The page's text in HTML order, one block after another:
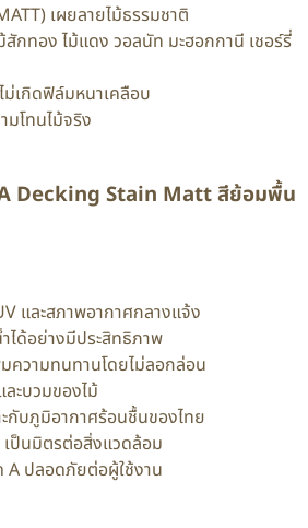
เผยลายไม้ธรรมชาติ
สักทอง ไม้แดง วอลนัท มะฮอกกานี เชอร์รี่
ม่เกิดฟิล์มหนาเคลือบ
มโทนไม้จริง
Decking Stain Matt สีย้อมพื้น
และสภาพอากาศกลางแจ้ง
ำได้อย่างมีประสิทธิภาพ
มความทนทานโดยไม่ลอกล่อน
ะบวมของไม้
กับภูมิอากาศร้อนชื้นของไทย
ป็นมิตรต่อสิ่งแวดล้อม
A ปลอดภัยต่อผู้ใช้งาน